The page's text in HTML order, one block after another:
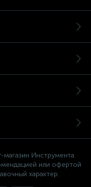
магазин Инструмента
или офертой
характер.